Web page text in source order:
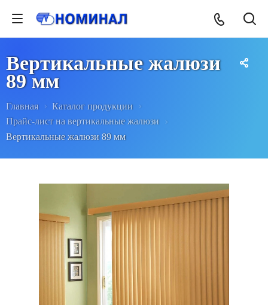
Вертикальные жалюзи
89 мм
Главная
Каталог продукции
Прайс-лист на вертикальные жалюзи
Вертикальные жалюзи 89 мм